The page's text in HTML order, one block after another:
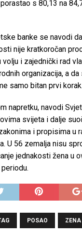
s 80,13 na
banke se navodi
nije kratkoročan
volju i zajednički rad
organizacija, a
samo bitan prvi korak.
napretku, navodi
svijeta i dalje
i propisima u
U 56 zemalja nisu
jednakosti žena u
POSAO ZENA